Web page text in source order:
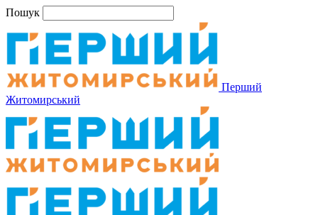
Пошук
Перший
Житомирський